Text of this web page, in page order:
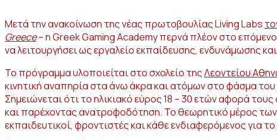
Μετά την ανακοίνωση της νέας πρωτοβουλίας Living Labs
Greece– η Greek Gaming Academy περνά πλέον στο
να λειτουργήσει ως εργαλείο εκπαίδευσης, ενδυνάμωσης
Το πρόγραμμα υλοποιείται στο σχολείο τηςΛεοντείου
κινητική αναπηρία στα άνω άκρα και ατόμων στο φάσμα
Σημειώνεται ότι το ηλικιακό εύρος 18 – 30 ετών αφορά
και παρέχοντας ανατροφοδότηση. Το θεωρητικό μέρος των
εκπαιδευτικοί, φροντιστές και κάθε ενδιαφερόμενος για